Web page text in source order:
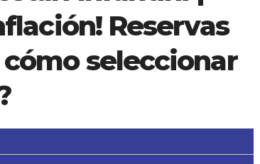
Reservas
seleccionar